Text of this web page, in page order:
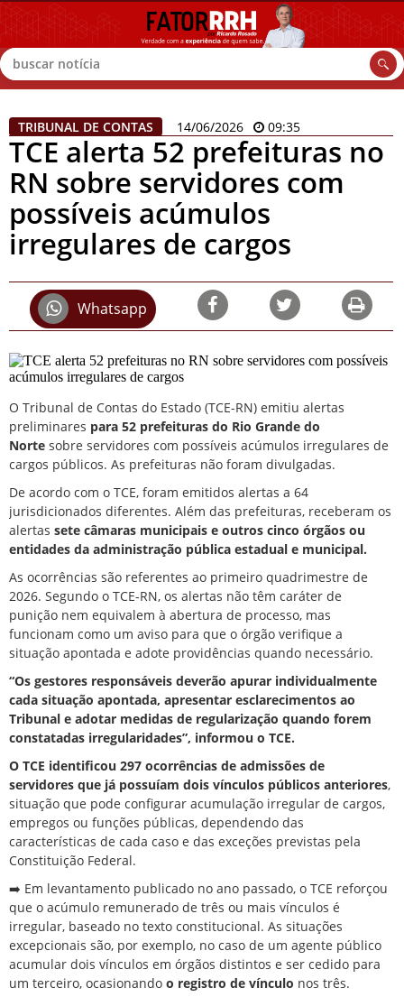
Buscar
TRIBUNAL DE CONTAS 14/06/2026 09:35
TCE alerta 52 prefeituras no
RN sobre servidores com
possíveis acúmulos
irregulares de cargos
Whatsapp
O Tribunal de Contas do Estado (TCE-RN) emitiu alertas
preliminares para 52 prefeituras do Rio Grande do
Norte sobre servidores com possíveis acúmulos irregulares de
cargos públicos. As prefeituras não foram divulgadas.
De acordo com o TCE, foram emitidos alertas a 64
jurisdicionados diferentes. Além das prefeituras, receberam os
alertas sete câmaras municipais e outros cinco órgãos ou
entidades da administração pública estadual e municipal.
As ocorrências são referentes ao primeiro quadrimestre de
2026. Segundo o TCE-RN, os alertas não têm caráter de
punição nem equivalem à abertura de processo, mas
funcionam como um aviso para que o órgão verifique a
situação apontada e adote providências quando necessário.
“Os gestores responsáveis deverão apurar individualmente
cada situação apontada, apresentar esclarecimentos ao
Tribunal e adotar medidas de regularização quando forem
constatadas irregularidades”, informou o TCE.
O TCE identificou 297 ocorrências de admissões de
servidores que já possuíam dois vínculos públicos anteriores,
situação que pode configurar acumulação irregular de cargos,
empregos ou funções públicas, dependendo das
características de cada caso e das exceções previstas pela
Constituição Federal.
➡️ Em levantamento publicado no ano passado, o TCE reforçou
que o acúmulo remunerado de três ou mais vínculos é
irregular, baseado no texto constitucional. As situações
excepcionais são, por exemplo, no caso de um agente público
acumular dois vínculos em órgãos distintos e ser cedido para
um terceiro, ocasionando o registro de vínculo nos três.